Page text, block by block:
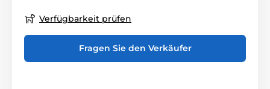
Verfügbarkeit prüfen
Fragen Sie den Verkäufer